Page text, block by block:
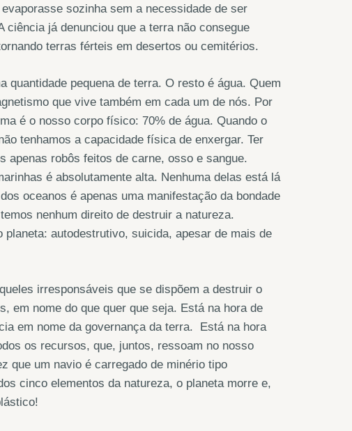
sozinha sem a necessidade de ser
já denunciou que a terra não consegue
terras férteis em desertos ou cemitérios.
quantidade pequena de terra. O resto é água. Quem
que vive também em cada um de nós. Por
é o nosso corpo físico: 70% de água. Quando o
tenhamos a capacidade física de enxergar. Ter
apenas robôs feitos de carne, osso e sangue.
é absolutamente alta. Nenhuma delas está lá
oceanos é apenas uma manifestação da bondade
nenhum direito de destruir a natureza.
autodestrutivo, suicida, apesar de mais de
irresponsáveis que se dispõem a destruir o
em nome do que quer que seja. Está na hora de
em nome da governança da terra. Está na hora
os recursos, que, juntos, ressoam no nosso
que um navio é carregado de minério tipo
cinco elementos da natureza, o planeta morre e,